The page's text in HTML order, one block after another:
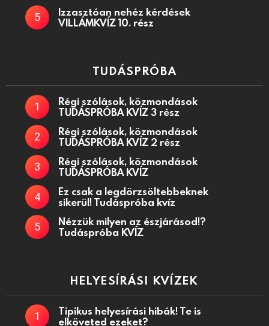
Izzasztóan nehéz kérdések
VILLÁMKVÍZ 10. rész
TUDÁSPRÓBA
Régi szólások, közmondások
TUDÁSPRÓBA KVÍZ 3 rész
Régi szólások, közmondások
TUDÁSPRÓBA KVÍZ 2 rész
Régi szólások, közmondások
TUDÁSPRÓBA KVÍZ
Ez csak a legdörzsöltebbeknek
sikerül! Tudáspróba kvíz
Nézzük milyen az észjárásod!?
Tudáspróba KVÍZ
HELYESÍRÁSI KVÍZEK
Tipikus helyesírási hibák! Te is
elköveted ezeket?